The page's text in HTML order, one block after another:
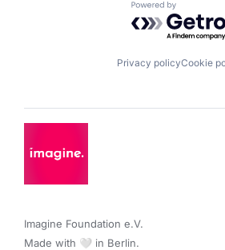
Powered by
Privacy policyCookie
Imagine Foundation e.V.
Made with 🤍 in Berlin.